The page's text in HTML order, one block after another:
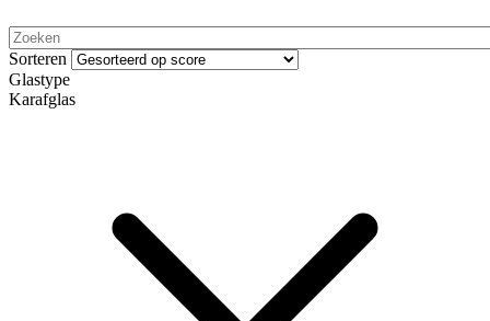
Sorteren
Glastype
Karafglas